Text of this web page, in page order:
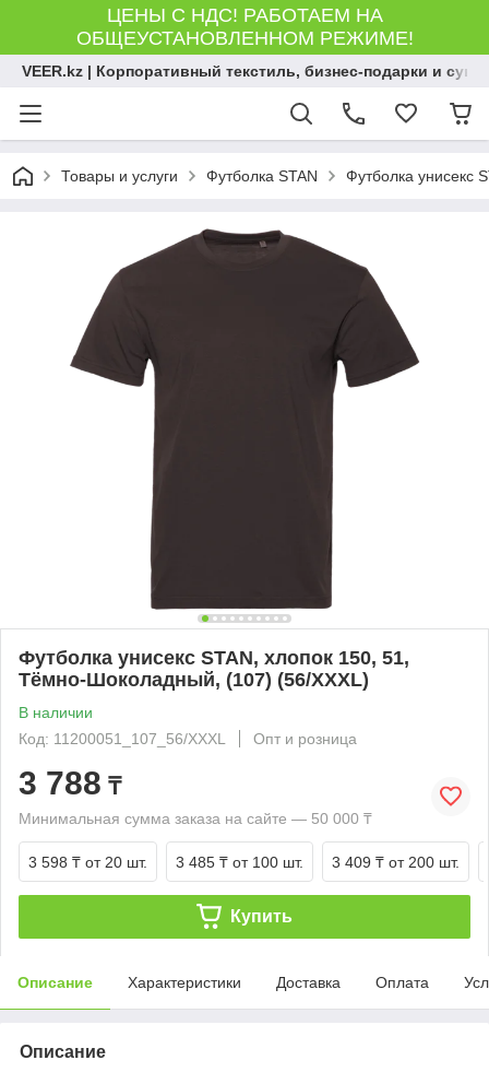
ЦЕНЫ С НДС! РАБОТАЕМ НА
ОБЩЕУСТАНОВЛЕННОМ РЕЖИМЕ!
VEER.kz | Корпоративный текстиль, бизнес-подарки и
Товары и услуги Футболка STAN Футболка унисекс
Футболка унисекс STAN, хлопок 150, 51,
Тёмно-Шоколадный, (107) (56/XXXL)
В наличии
Код: 11200051_107_56/XXXL
Опт и розница
3 788 ₸
Минимальная сумма заказа на сайте — 50 000 ₸
3 598 ₸ от 20 шт. 3 485 ₸ от 100 шт. 3 409 ₸ от 200 шт.
Купить
Описание Характеристики Доставка Оплата
Описание